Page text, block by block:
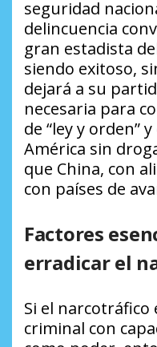
seguridad
delincuencia
gran estadista
siendo exitoso,
dejará a su
necesaria para
de “ley y orden”
América sin
que China, con
con países de
Factores
erradicar el
Si el narcotráfico
criminal con